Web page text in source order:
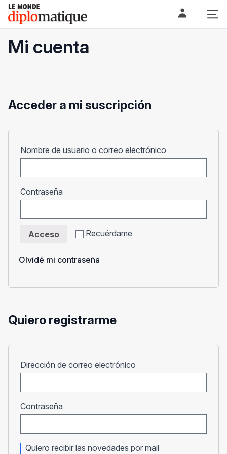
Skip
content
Le monde diplomatique
Mi cuenta
Acceder a mi suscripción
Nombre de usuario o correo electrónico
Contraseña
Recuérdame
Acceso
Olvidé mi contraseña
Quiero registrarme
Dirección de correo electrónico
Contraseña
Quiero recibir las novedades por mail